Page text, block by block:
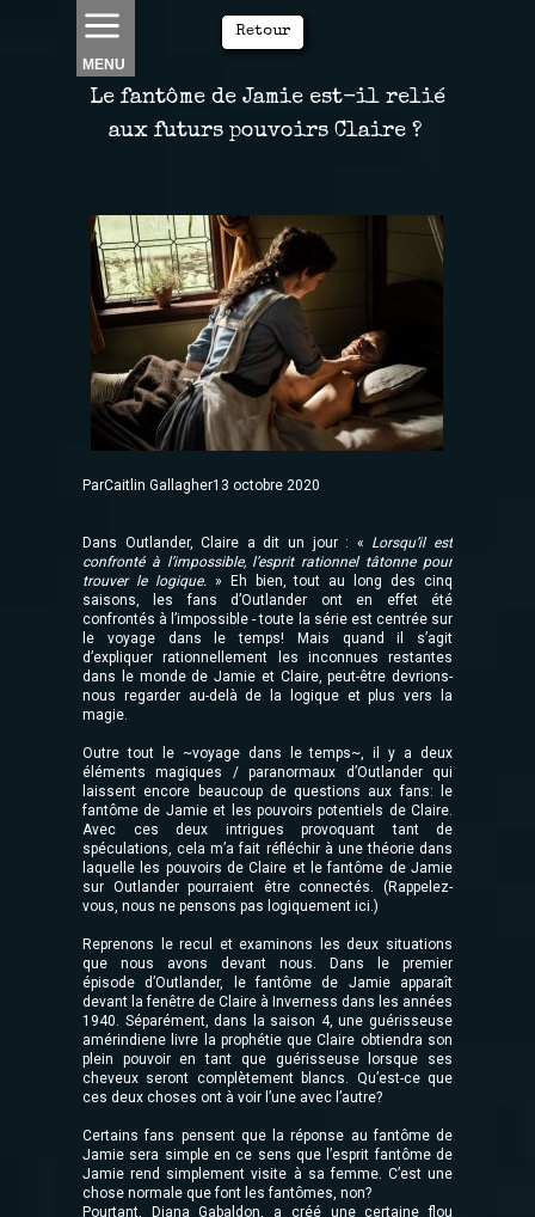
MENU
Le fantôme de Jamie est-il relié
aux futurs pouvoirs Claire ?
ParCaitlin Gallagher13 octobre 2020
Dans Outlander, Claire a dit un jour : « Lorsqu’il est
confronté à l’impossible, l’esprit rationnel tâtonne pour
trouver le logique. » Eh bien, tout au long des cinq
saisons, les fans d’Outlander ont en effet été
confrontés à l’impossible - toute la série est centrée sur
le voyage dans le temps! Mais quand il s’agit
d’expliquer rationnellement les inconnues restantes
dans le monde de Jamie et Claire, peut-être devrions-
nous regarder au-delà de la logique et plus vers la
magie.
Outre tout le ~voyage dans le temps~, il y a deux
éléments magiques / paranormaux d’Outlander qui
laissent encore beaucoup de questions aux fans: le
fantôme de Jamie et les pouvoirs potentiels de Claire.
Avec ces deux intrigues provoquant tant de
spéculations, cela m’a fait réfléchir à une théorie dans
laquelle les pouvoirs de Claire et le fantôme de Jamie
sur Outlander pourraient être connectés. (Rappelez-
vous, nous ne pensons pas logiquement ici.)
Reprenons le recul et examinons les deux situations
que nous avons devant nous. Dans le premier
épisode d’Outlander, le fantôme de Jamie apparaît
devant la fenêtre de Claire à Inverness dans les années
1940. Séparément, dans la saison 4, une guérisseuse
amérindiene livre la prophétie que Claire obtiendra son
plein pouvoir en tant que guérisseuse lorsque ses
cheveux seront complètement blancs. Qu’est-ce que
ces deux choses ont à voir l’une avec l’autre?
Certains fans pensent que la réponse au fantôme de
Jamie sera simple en ce sens que l’esprit fantôme de
Jamie rend simplement visite à sa femme. C’est une
chose normale que font les fantômes, non?
Pourtant, Diana Gabaldon, a créé une certaine flou
Retour